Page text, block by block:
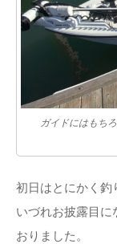
ガイドにはもち
初日はとにかく釣
いづれお披露目に
おりました。